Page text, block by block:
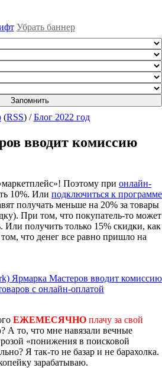
Убрать баннер
(RSS) /Блог 2022 год
вводит комиссию
Поэтому при онлайн-
10%. Или подключиться к программе
получать меньше на 20% за товары
При том, что покупатель-то может
Или получить только 15% скидки, как
что денег все равно пришло на
ЕЖЕМЕСЯЧНО плачу за свой
А то, что мне навязали вечные
«понижения в поисковой
Я так-то не базар и не барахолка.
зарабатываю.